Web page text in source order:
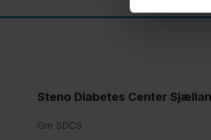
Steno Diabetes Center
Om SDCS